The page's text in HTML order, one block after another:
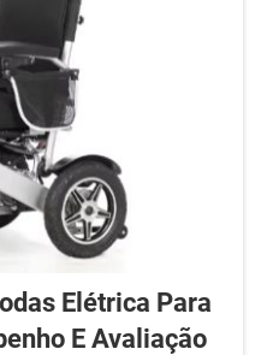
Elétrica Para
E Avaliação